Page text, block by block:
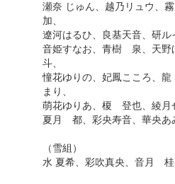
瀬奈 じゅん、越乃リュウ、
加、
遼河はるひ、良基天音、研ル
音姫すなお、青樹 泉、天野
斗、
憧花ゆりの、妃鳳こころ、
まり、
萌花ゆりあ、榎 登也、綾月
夏月 都、彩央寿音、華央
（雪組）
水 夏希、彩吹真央、音月